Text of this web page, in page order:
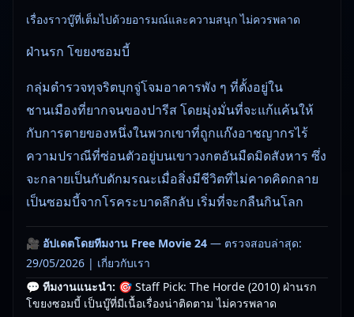
เรื่องราวบู๊ที่เต็มไปด้วยอารมณ์และความสนุก ไม่ควรพลาด
ฝ่านรก โขยงซอมบี้
กลุ่มตำรวจทุจริตบุกจู่โจมอาคารพัง ๆ ที่ตั้งอยู่ใน
ชานเมืองที่ยากจนของปารีส โดยมุ่งมั่นที่จะแก้แค้นให้
กับการตายของหนึ่งในพวกเขาที่ถูกแก๊งอาชญากรไร้
ความปราณีที่ซ่อนตัวอยู่บนเขาวงกตอันมืดมิดสังหาร ซึ่ง
จะกลายเป็นกับดักมรณะเมื่อสิ่งมีชีวิตที่ไม่คาดคิดกลาย
เป็นซอมบี้จากโรคระบาดลึกลับ เริ่มที่จะกลืนกินโลก
🎥 อัปเดตโดยทีมงาน Free Movie 24 — ตรวจสอบล่าสุด:
29/05/2026 | เกี่ยวกับเรา
💬 ทีมงานแนะนำ: 🎯 Staff Pick: The Horde (2010) ฝ่านรก
โขยงซอมบี้ เป็นบู๊ที่มีเนื้อเรื่องน่าติดตาม ไม่ควรพลาด